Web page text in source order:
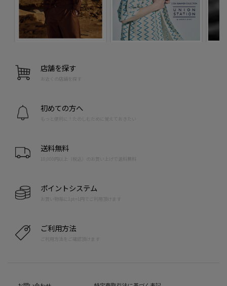
店舗を探す
お近くの店舗を探す
初めての方へ
もっと便利に！たのしむために覚えておきたい
送料無料
10,000円以上（税込）のお買い上げで送料無料
ポイントシステム
お買い物毎に1pt=1円でご利用頂けます
ご利用方法
ご利用方法をご確認頂けます